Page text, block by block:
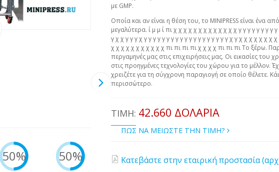
50% 50%
με GMP.
Οποία και αν είναι η θέση του, το MINIPRESS είναι ένα
μεγαλύτερα. ί μ μ ί πι χ χ χ χ χ χ χ χ χ χ χ χ χ γ γ γ γ γ γ γ γ γ
γ χ χ γ γ γ χ γ γ γ γ γ γ γ γ γ γ γ γ γ γ γ γ γ γ γ χ γ χ χ χ χ χ χ χ
χ χ χ χ χ χ χ χ χ χ χ πι πι πι πι χ χ χ χ πι πι πι Το ξέρω.
περγαμηνές μας στις επιχειρήσεις μας. Οι εικασίες του
στις προηγμένες τεχνολογίες του χώρου για το μέλλον.
χρειζέτε για τη σύγχρονη παραγιογή σε οποίο θέλετε.
περισσώτερο.
ΤΙΜΉ: 42.660 ΔΟΛΆΡΙΑ
ΠΩΣ ΝΑ ΜΕΙΩΣΤΕ ΤΗΝ ΤΙΜΗ?
Κατεβάστε στην εταιρική προστασία